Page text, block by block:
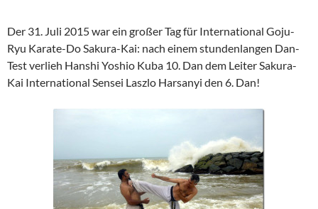
Der 31. Juli 2015 war ein großer Tag für International Goju-
Ryu Karate-Do Sakura-Kai: nach einem stundenlangen Dan-
Test verlieh Hanshi Yoshio Kuba 10. Dan dem Leiter Sakura-
Kai International Sensei Laszlo Harsanyi den 6. Dan!